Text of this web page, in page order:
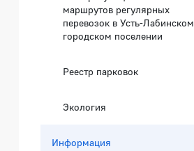
маршрутов регулярных
перевозок в Усть-Лабинском
городском поселении
Реестр парковок
Экология
Информация